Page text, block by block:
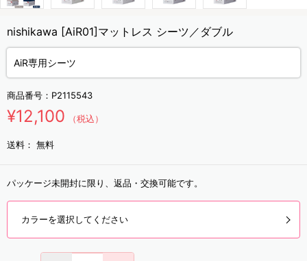
nishikawa [AiR01]マットレス シーツ／ダブル
AiR専用シーツ
商品番号： P2115543
¥12,100 （税込）
送料： 無料
パッケージ未開封に限り、返品・交換可能です。
カラーを選択してください